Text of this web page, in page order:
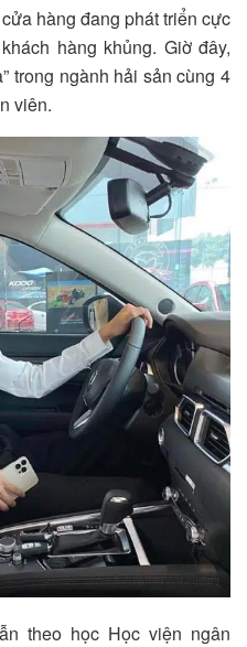
hàng đang phát triển cực
hàng khủng. Giờ đây,
trong ngành hải sản cùng 4
viên.
theo học Học viện ngân